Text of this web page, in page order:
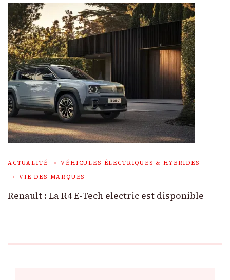
ACTUALITÉ
VÉHICULES ÉLECTRIQUES & HYBRIDES
VIE DES MARQUES
Renault : La R4 E-Tech electric est disponible